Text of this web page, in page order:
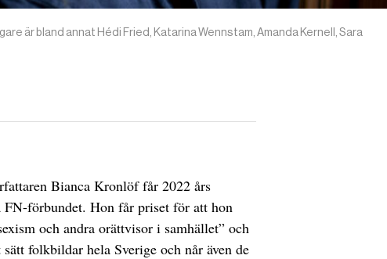
är bland annat Hédi Fried, Katarina Wennstam, Amanda Kernell, Sara
Bianca Kronlöf får 2022 års
förbundet. Hon får priset för att hon
och andra orättvisor i samhället” och
folkbildar hela Sverige och når även de